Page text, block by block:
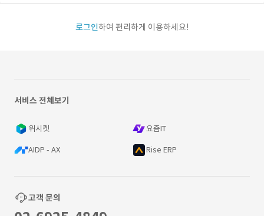
로그인하여 편리하게 이용하세요!
서비스 전체보기
위시켓 요즘IT
AIDP - AX Rise ERP
고객 문의